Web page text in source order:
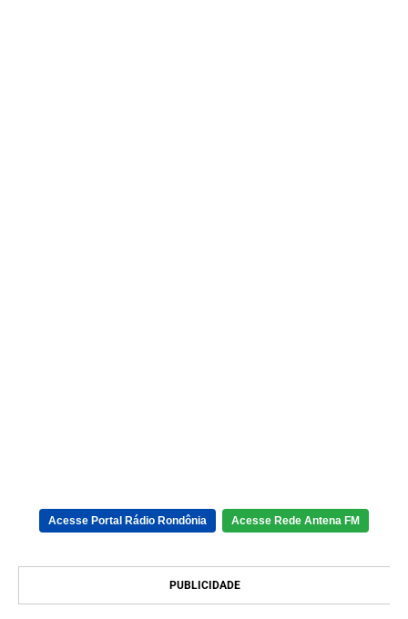
Acesse Portal Rádio Rondônia Acesse Rede Antena FM
PUBLICIDADE